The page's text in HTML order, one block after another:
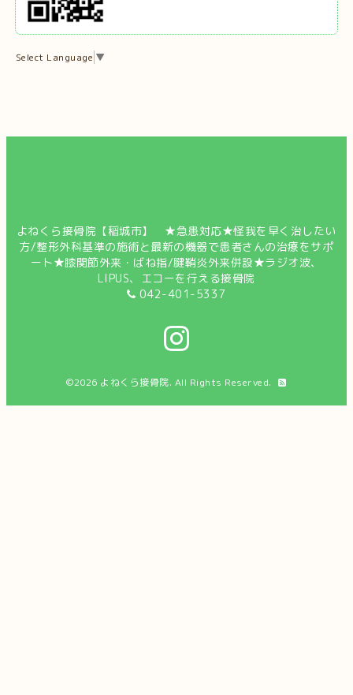
Select Language ▼
よねくら接骨院【稲城市】 ★急患対応★怪我を早く治したい
方/整形外科基準の施術と最新の機器で患者さんの治療をサポ
ート★膝関節外来・ばね指/腱鞘炎外来併設★ラジオ波、
LIPUS、エコーを行える接骨院
042-401-5337
©2026 よねくら接骨院. All Rights Reserved.